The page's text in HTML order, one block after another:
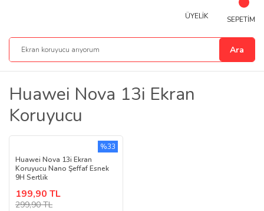
Ara
ÜYELİK SEPETİM
Huawei Nova 13i Ekran
Koruyucu
Huawei Nova 13i Ekran
Koruyucu Nano Şeffaf Esnek
9H Sertlik
199,90 TL
299,90 TL
%33